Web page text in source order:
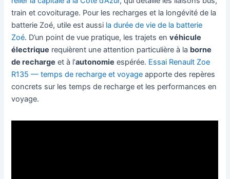
train et covoiturage. Pour les recharges et la longévité de la
batterie Zoé, utile est aussi la durée de vie de la batterie
Zoé. D’un point de vue pratique, les trajets envéhicule
électrique requièrent une attention particulière à la borne
de recharge et à l’autonomie espérée. Essai Renault Zoe
R135 — temps de recharge et voyage apporte des repères
concrets sur les temps de recharge et les performances en
voyage.